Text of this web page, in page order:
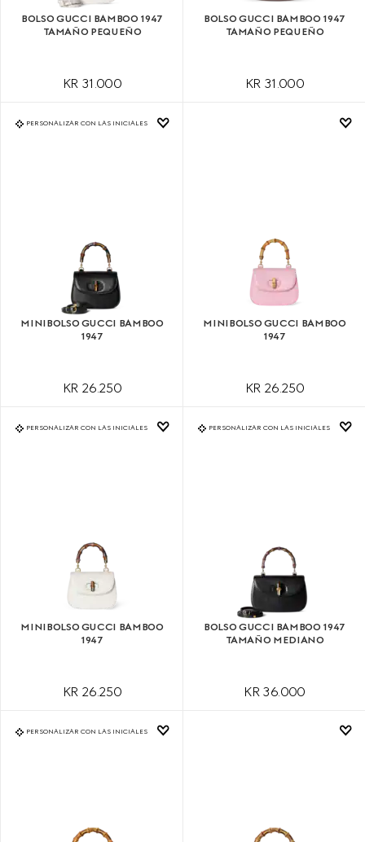
BOLSO GUCCI BAMBOO 1947
TAMAÑO PEQUEÑO
KR 31.000
BOLSO GUCCI BAMBOO 1947
TAMAÑO PEQUEÑO
KR 31.000
PERSONALIZAR CON LAS INICIALES
MINIBOLSO GUCCI BAMBOO
1947
KR 26.250
MINIBOLSO GUCCI BAMBOO
1947
KR 26.250
PERSONALIZAR CON LAS INICIALES
MINIBOLSO GUCCI BAMBOO
1947
KR 26.250
PERSONALIZAR CON LAS INICIALES
BOLSO GUCCI BAMBOO 1947
TAMAÑO MEDIANO
KR 36.000
PERSONALIZAR CON LAS INICIALES